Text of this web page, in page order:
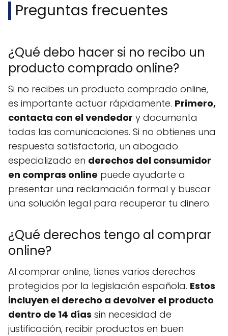
Preguntas frecuentes
¿Qué debo hacer si no recibo un
producto comprado online?
Si no recibes un producto comprado online,
es importante actuar rápidamente. Primero,
contacta con el vendedor y documenta
todas las comunicaciones. Si no obtienes una
respuesta satisfactoria, un abogado
especializado en derechos del consumidor
en compras online puede ayudarte a
presentar una reclamación formal y buscar
una solución legal para recuperar tu dinero.
¿Qué derechos tengo al comprar
online?
Al comprar online, tienes varios derechos
protegidos por la legislación española. Estos
incluyen el derecho a devolver el producto
dentro de 14 días sin necesidad de
justificación, recibir productos en buen